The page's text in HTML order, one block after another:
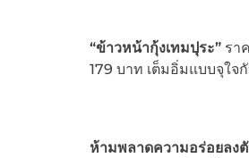
“ข้าวหน้ากุ้งเทมปุระ”รา
179 บาท เต็มอิ่มแบบจุใ
ห้ามพลาดความอร่อยลง